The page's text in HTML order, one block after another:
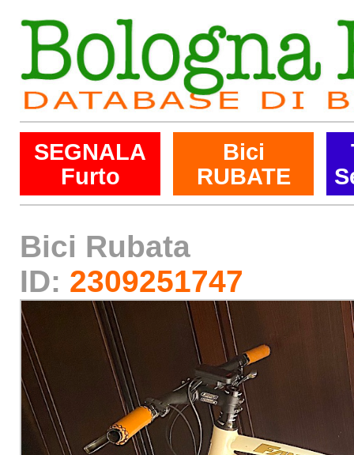
SEGNALA
Furto
Bici
RUBATE
Bici Rubata
ID: 2309251747